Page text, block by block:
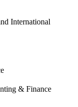
International
& Finance